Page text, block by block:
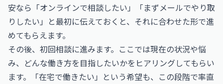
安なら「オンラインで相談したい」「まずメールでやり取
りしたい」と最初に伝えておくと、それに合わせた形で進
めてもらえます。
その後、初回相談に進みます。ここでは現在の状況や悩
み、どんな働き方を目指したいかをヒアリングしてもらい
ます。「在宅で働きたい」という希望も、この段階で率直